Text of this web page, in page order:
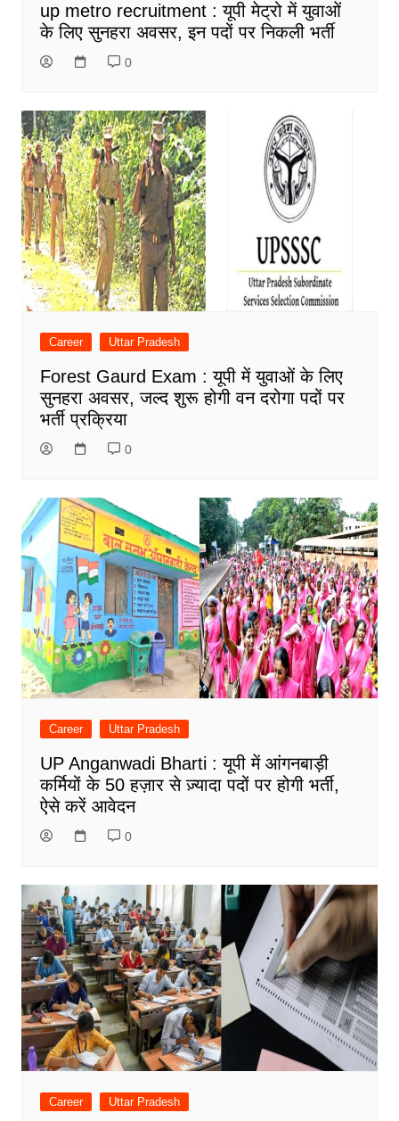
up metro recruitment : यूपी मेट्रो में युवाओं
के लिए सुनहरा अवसर, इन पदों पर निकली भर्ती
0
Career Uttar Pradesh
Forest Gaurd Exam : यूपी में युवाओं के लिए
सुनहरा अवसर, जल्द शुरू होगी वन दरोगा पदों पर
भर्ती प्रक्रिया
0
Career Uttar Pradesh
UP Anganwadi Bharti : यूपी में आंगनबाड़ी
कर्मियों के 50 हज़ार से ज़्यादा पदों पर होगी भर्ती,
ऐसे करें आवेदन
0
Career Uttar Pradesh